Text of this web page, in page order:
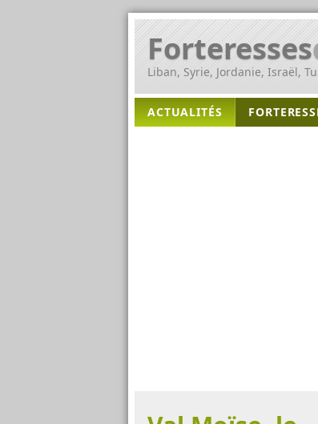
Forteresses
Liban, Syrie, Jordanie, Israël,
ACTUALITÉS